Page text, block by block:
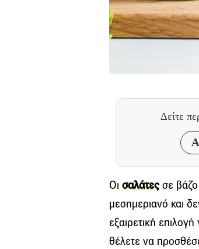
Δείτε
Οι σαλάτεςσε βάζο
μεσημεριανό και
εξαιρετική
θέλετε να